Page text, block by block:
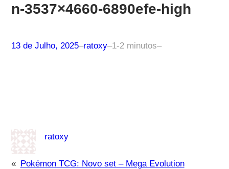
n-3537×4660-6890efe-high
13 de Julho, 2025–ratoxy–1-2 minutos–
ratoxy
« Pokémon TCG: Novo set – Mega Evolution